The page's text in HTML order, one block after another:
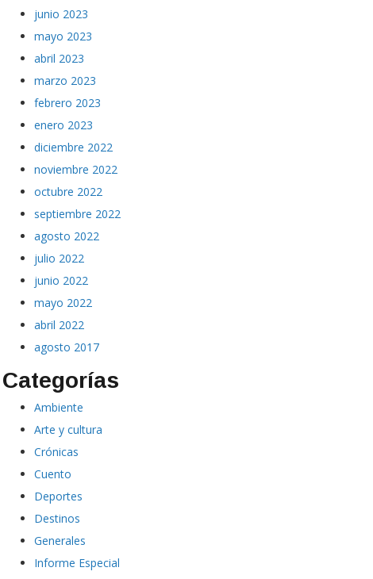
junio 2023
mayo 2023
abril 2023
marzo 2023
febrero 2023
enero 2023
diciembre 2022
noviembre 2022
octubre 2022
septiembre 2022
agosto 2022
julio 2022
junio 2022
mayo 2022
abril 2022
agosto 2017
Categorías
Ambiente
Arte y cultura
Crónicas
Cuento
Deportes
Destinos
Generales
Informe Especial